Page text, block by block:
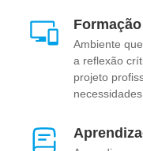
gerenciando soluções
Especialize-se com a
liderar a transformação
aprendizagem inovadora
Ambiente
a reflexão
projeto